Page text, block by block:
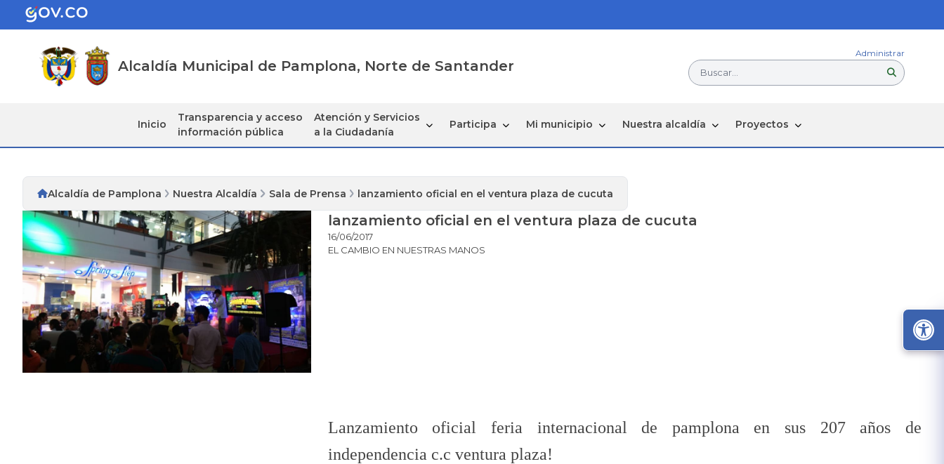
Alcaldía Municipal de Pamplona, Norte de Santander
Administrar
Buscar...
Inicio
Transparencia y acceso
información pública
Atención y Servicios
a la Ciudadanía
Participa Mi municipio Nuestra alcaldía Proyectos
Alcaldía de Pamplona Nuestra Alcaldía Sala de Prensa lanzamiento oficial en el ventura plaza de cucuta
lanzamiento oficial en el ventura plaza de cucuta
16/06/2017
EL CAMBIO EN NUESTRAS MANOS
​​Lanzamiento oficial feria internacional de pamplona en sus 207 años de
independencia c.c ventura plaza! ​